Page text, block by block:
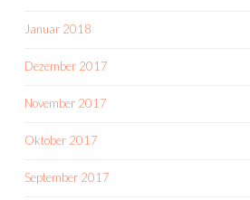
Januar 2018
Dezember 2017
November 2017
Oktober 2017
September 2017